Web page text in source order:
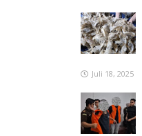
Juli 18, 2025